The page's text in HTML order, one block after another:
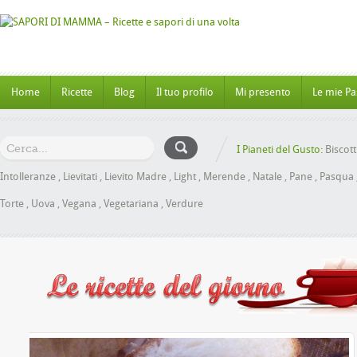
Home Ricette Blog Il tuo profilo Mi presento Le mie
I Pianeti del Gusto:
Intolleranze , Lievitati , Lievito Madre , Light , Merende , Natale , Pane , Pasqua
Torte , Uova , Vegana , Vegetariana , Verdure
Miele senza